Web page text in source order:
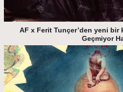
AF x Ferit Tunçer’den yeni bir
Geçmiyor